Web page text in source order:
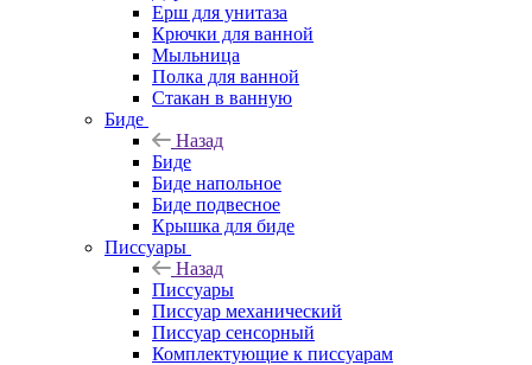
Ерш для унитаза
Крючки для ванной
Мыльница
Полка для ванной
Стакан в ванную
Биде
Назад
Биде
Биде напольное
Биде подвесное
Крышка для биде
Писсуары
Назад
Писсуары
Писсуар механический
Писсуар сенсорный
Комплектующие к писсуарам